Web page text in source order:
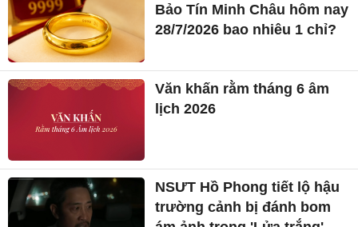
Bảo Tín Minh Châu hôm nay
28/7/2026 bao nhiêu 1 chỉ?
Văn khấn rằm tháng 6 âm
lịch 2026
NSƯT Hồ Phong tiết lộ hậu
trường cảnh bị đánh bom